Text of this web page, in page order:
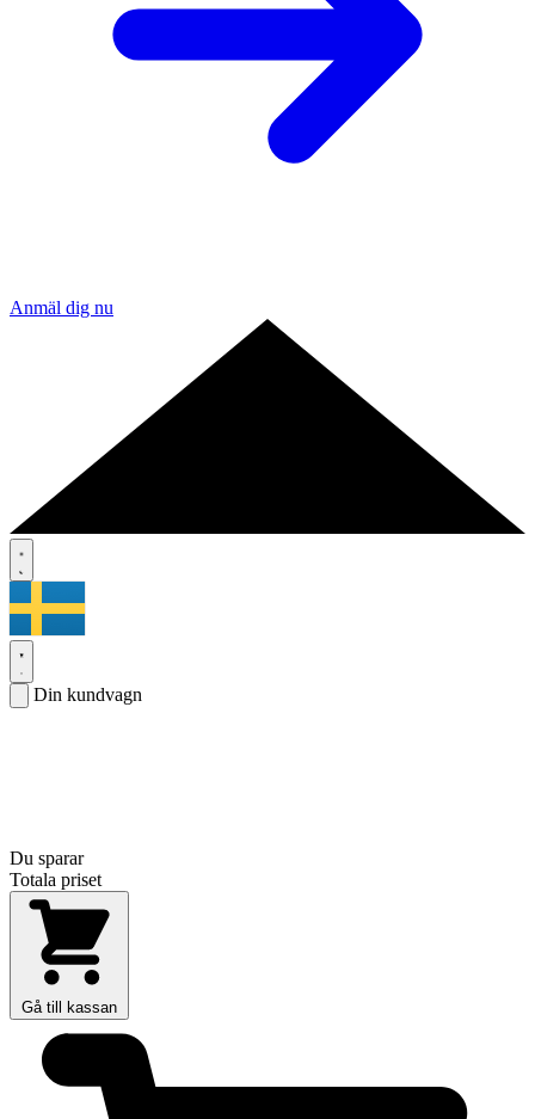
Anmäl dig nu
Din kundvagn
Du sparar
Totala priset
Gå till kassan